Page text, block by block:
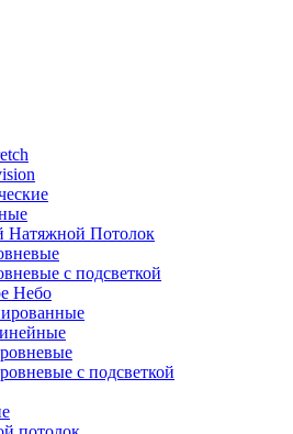
Натяжной Потолок
с подсветкой
Небо
с подсветкой